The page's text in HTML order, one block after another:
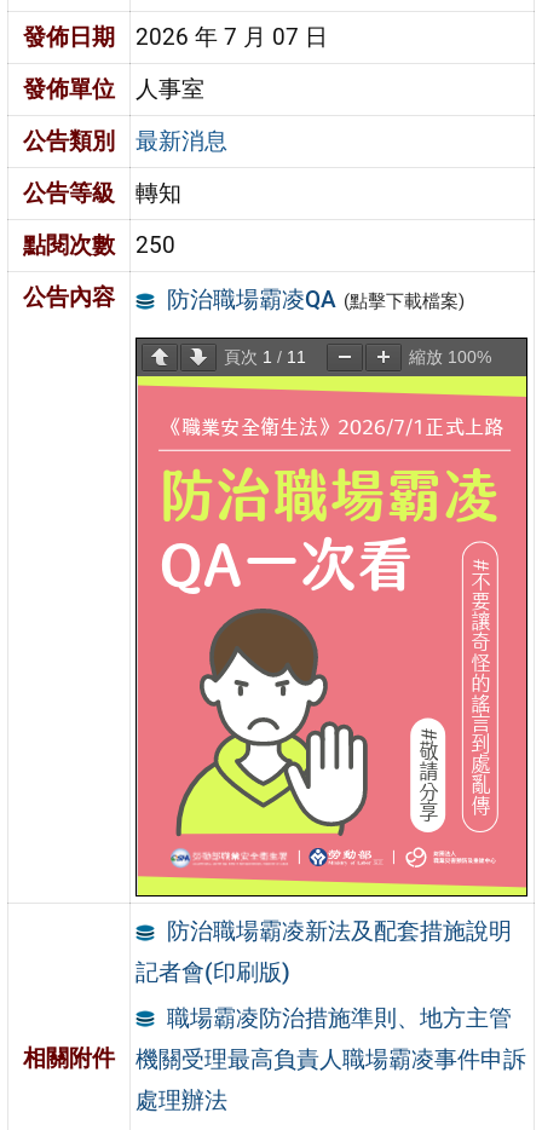
發佈日期
2026 年 7 月 07 日
發佈單位
人事室
公告類別
最新消息
公告等級
轉知
點閱次數
250
公告內容
防治職場霸凌QA (點擊下載檔案)
頁次 1 / 11 縮放 100%
相關附件
防治職場霸凌新法及配套措施說明
記者會(印刷版)
職場霸凌防治措施準則、地方主管
機關受理最高負責人職場霸凌事件申訴
處理辦法